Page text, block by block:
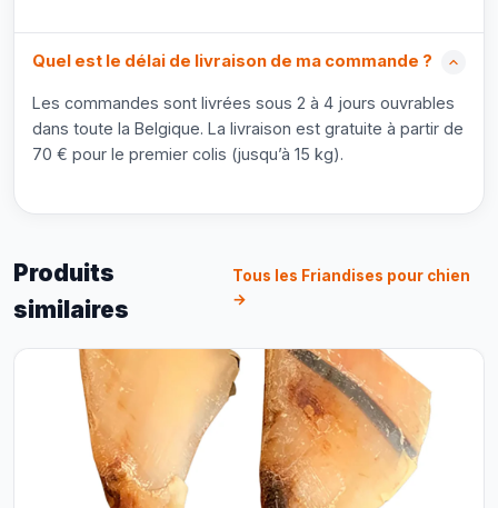
Quel est le délai de livraison de ma commande ?
Les commandes sont livrées sous 2 à 4 jours ouvrables
dans toute la Belgique. La livraison est gratuite à partir de
70 € pour le premier colis (jusqu’à 15 kg).
Produits
similaires
Tous les Friandises pour chien
→